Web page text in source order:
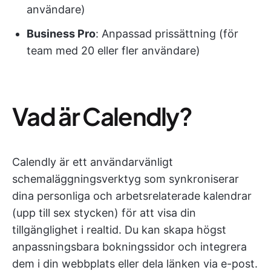
användare)
Business Pro: Anpassad prissättning (för
team med 20 eller fler användare)
Vad är Calendly?
Calendly är ett användarvänligt
schemaläggningsverktyg som synkroniserar
dina personliga och arbetsrelaterade kalendrar
(upp till sex stycken) för att visa din
tillgänglighet i realtid. Du kan skapa högst
anpassningsbara bokningssidor och integrera
dem i din webbplats eller dela länken via e-post.